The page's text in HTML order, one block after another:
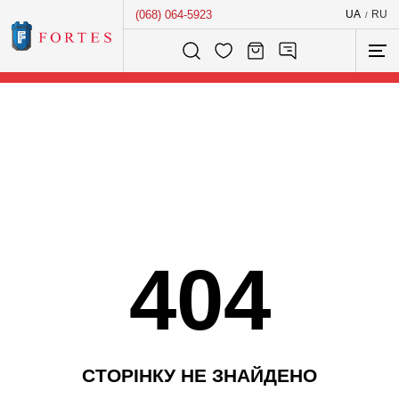
(068) 064-5923 UA / RU
Розумний пошук...
404
СТОРІНКУ НЕ ЗНАЙДЕНО